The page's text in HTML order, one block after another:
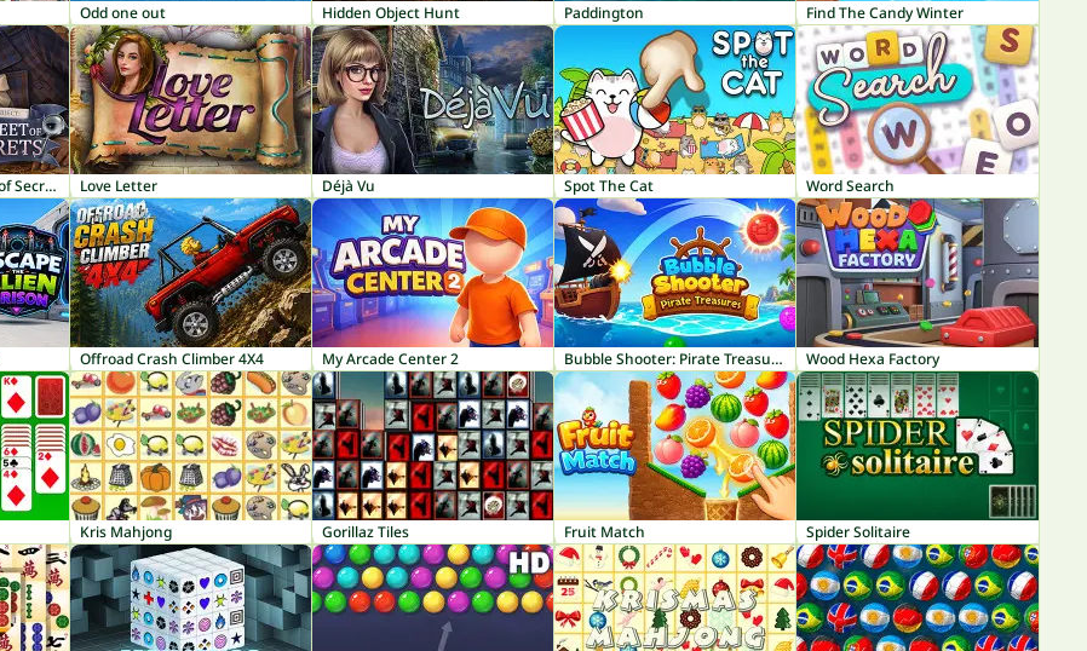
Odd one out Hidden Object Hunt Paddington Find The Candy Winter
Hidden Objects: Street of Secrets Love Letter Déjà Vu Spot The Cat Word Search
Offroad Crash Climber 4X4 My Arcade Center 2 Bubble Shooter: Pirate Treasures Wood Hexa Factory
Kris Mahjong Gorillaz Tiles Fruit Match Spider Solitaire